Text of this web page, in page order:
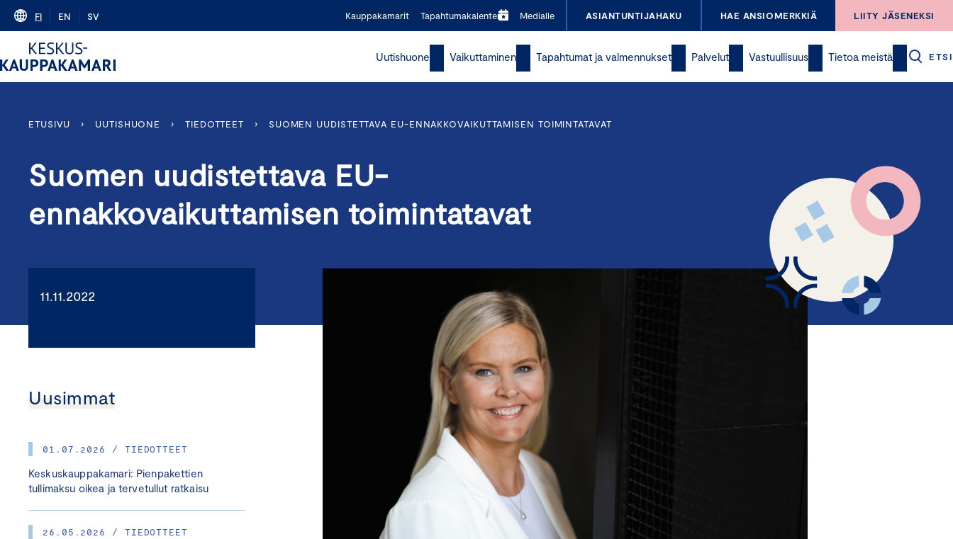
Skip
content
FI EN SV Kauppakamarit Tapahtumakalenteri Medialle ASIANTUNTIJAHAKU HAE ANSIOMERKKIÄ LIITY JÄSENEKSI
Uutishuone Vaikuttaminen Tapahtumat ja valmennukset Palvelut Vastuullisuus Tietoa meistä ETSI
ETUSIVU › UUTISHUONE › TIEDOTTEET › SUOMEN UUDISTETTAVA EU-ENNAKKOVAIKUTTAMISEN TOIMINTATAVAT
Suomen uudistettava EU-
ennakkovaikuttamisen toimintatavat
11.11.2022
Uusimmat
01.07.2026 / TIEDOTTEET
Keskuskauppakamari: Pienpakettien
tullimaksu oikea ja tervetullut ratkaisu
26.05.2026 / TIEDOTTEET